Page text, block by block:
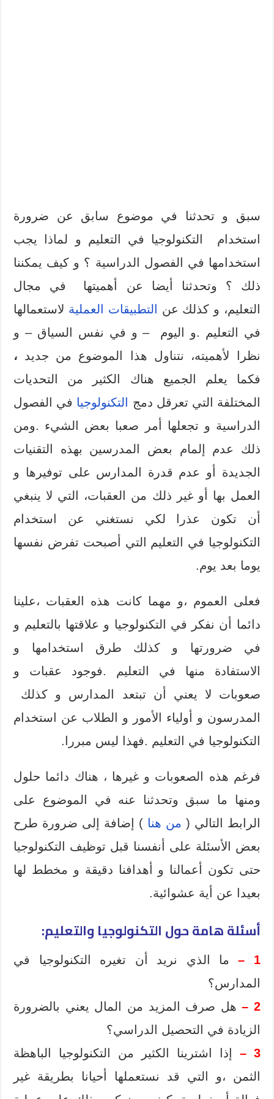
سبق و تحدثنا في موضوع سابق عن ضرورة
استخدام التكنولوجيا في التعليم و لماذا يجب
استخدامها في الفصول الدراسية ؟ و كيف يمكننا
ذلك ؟ وتحدثنا أيضا عن أهميتها في مجال
التعليم، و كذلك عن التطبيقات العملية لاستعمالها
في التعليم .و اليوم – و في نفس السياق – و
نظرا لأهميته، نتناول هذا الموضوع من جديد ،
فكما يعلم الجميع هناك الكثير من
التحديات
المختلفة التي تعرقل دمج التكنولوجيا في الفصول
الدراسية و تجعلها أمر صعبا بعض الشيء .ومن
ذلك عدم إلمام بعض المدرسين بهذه التقنيات
الجديدة أو عدم قدرة المدارس على توفيرها و
العمل بها أو غير ذلك من العقبات، التي لا ينبغي
أن تكون عذرا لكي نستغني عن استخدام
التكنولوجيا في التعليم التي أصبحت تفرض نفسها
يوما بعد يوم.
فعلى العموم ،و مهما كانت هذه العقبات ،علينا
دائما أن نفكر في التكنولوجيا و علاقتها بالتعليم و
في ضرورتها و كذلك طرق استخدامها و
الاستفادة منها في التعليم .فوجود عقبات و
صعوبات
لا يعني أن تبتعد المدارس
و كذلك
المدرسون و أولياء الأمور و الطلاب عن استخدام
التكنولوجيا في التعليم .فهذا ليس مبررا.
فرغم هذه الصعوبات و غيرها ، هناك دائما حلول
ومنها ما سبق وتحدثنا عنه في الموضوع على
الرابط التالي ( من هنا ) إضافة إلى ضرورة طرح
بعض الأسئلة على أنفسنا قبل توظيف التكنولوجيا
حتى تكون أعمالنا و أهدافنا دقيقة و مخطط لها
بعيدا عن أية عشوائية.
أسئلةهامة حول التكنولوجيا والتعليم:
1 – ما الذي نريد أن تغيره التكنولوجيا
في
المدارس؟
2 –
هل صرف المزيد من المال يعني بالضرورة
الزيادة في التحصيل الدراسي؟
3 –
إذا اشترينا الكثير من التكنولوجيا
الباهظة
الثمن ،و التي قد نستعملها أحيانا بطريقة غير